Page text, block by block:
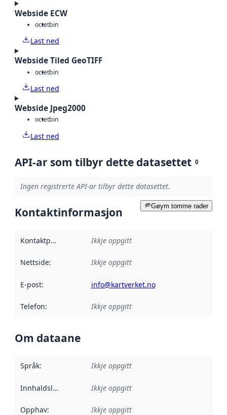
Webside ECW
octetbin
Last ned
Webside Tiled GeoTIFF
octetbin
Last ned
Webside Jpeg2000
octetbin
Last ned
API-ar som tilbyr dette datasettet 0
Ingen registrerte API-ar tilbyr dette datasettet.
Gøym tomme rader
Kontaktinformasjon
Kontaktpunkt Ikkje oppgitt
Nettside: Ikkje oppgitt
E-post: info@kartverket.no
Telefon: Ikkje oppgitt
Om dataane
Språk: Ikkje oppgitt
Innhaldsleverandørar :
Ikkje oppgitt
Opphav: Ikkje oppgitt